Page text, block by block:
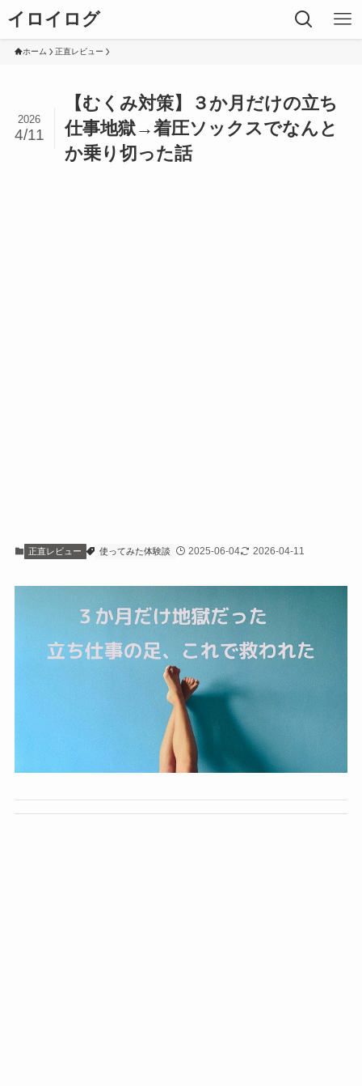
イロイログ
ホーム 正直レビュー
【むくみ対策】３か月だけの立ち
仕事地獄→着圧ソックスでなんと
か乗り切った話
2026
4/11
正直レビュー 使ってみた体験談 2025-06-04 2026-04-11